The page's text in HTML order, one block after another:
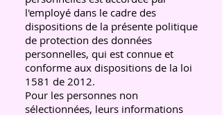
l'employé dans le cadre des
dispositions de la présente politique
de protection des données
personnelles, qui est connue et
conforme aux dispositions de la loi
1581 de 2012.
Pour les personnes non
sélectionnées, leurs informations